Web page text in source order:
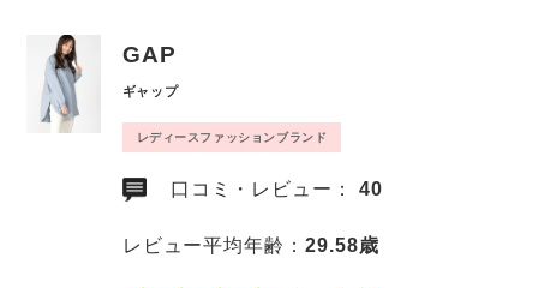
GAP
ギャップ
レディースファッションブランド
口コミ・レビュー：40
レビュー平均年齢：29.58歳